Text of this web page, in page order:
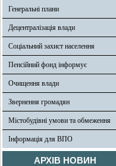
Генеральні плани
Децентралізація влади
Соціальний захист населення
Пенсійний фонд інформує
Очищення влади
Звернення громадян
Містобудівні умови та обмеження
Інформація для ВПО
АРХІВ НОВИН